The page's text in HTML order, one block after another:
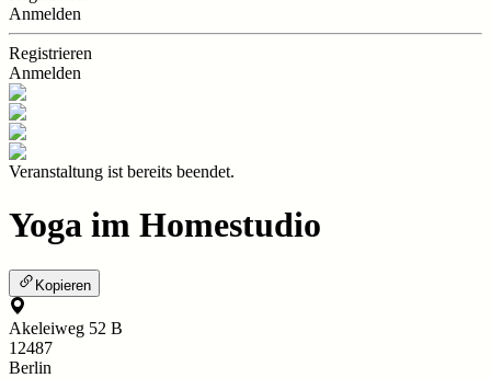
Anmelden
Registrieren
Anmelden
Veranstaltung ist bereits beendet.
Yoga im Homestudio
Kopieren
Akeleiweg 52 B
12487
Berlin